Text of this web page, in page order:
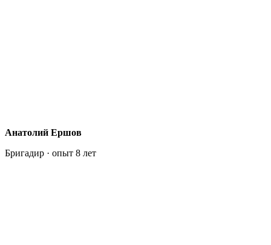
Анатолий Ершов
Бригадир · опыт 8 лет